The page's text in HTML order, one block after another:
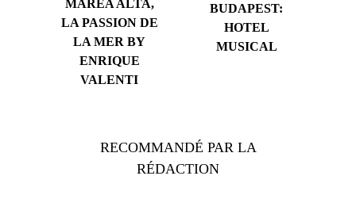
MAREA ALTA,
LA PASSION DE
LA MER BY
ENRIQUE
VALENTI
BUDAPEST:
HOTEL
MUSICAL
RECOMMANDÉ PAR LA
RÉDACTION